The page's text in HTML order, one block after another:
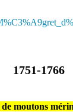
1751-1766
moutons